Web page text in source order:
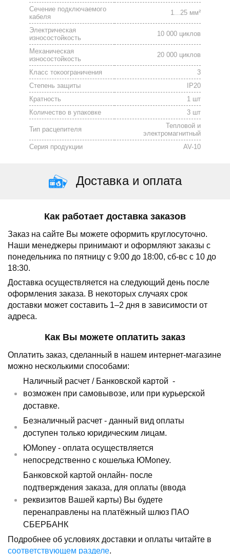
Сечение подключаемого
кабеля
1...25 мм²
Электрическая
износостойкость
10 000 циклов
Механическая
износостойкость
20 000 циклов
Класс токоограничения
3
Степень защиты
IP20
Кратность
1 шт
Количество в упаковке
3 шт
Тип расцепителя
Тепловой и
электромагнитный
Серия продукции
AV-10
Доставка и оплата
Как работает доставка заказов
Заказ на сайте Вы можете оформить круглосуточно.
Наши менеджеры принимают и оформляют заказы с
понедельника по пятницу с 9:00 до 18:00, сб-вс с 10 до
18:30.
Доставка осуществляется на следующий день после
оформления заказа. В некоторых случаях срок
доставки может составить 1–2 дня в зависимости от
адреса.
Как Вы можете оплатить заказ
Оплатить заказ, сделанный в нашем интернет-магазине
можно несколькими способами:
Наличный расчет / Банковской картой -
возможен при самовывозе, или при курьерской
доставке.
Безналичный расчет - данный вид оплаты
доступен только юридическим лицам.
ЮMoney - оплата осуществляется
непосредственно с кошелька ЮMoney.
Банковской картой онлайн- после
подтверждения заказа, для оплаты (ввода
реквизитов Вашей карты) Вы будете
перенаправлены на платёжный шлюз ПАО
СБЕРБАНК
Подробнее об условиях доставки и оплаты читайте в
соответствующем разделе.